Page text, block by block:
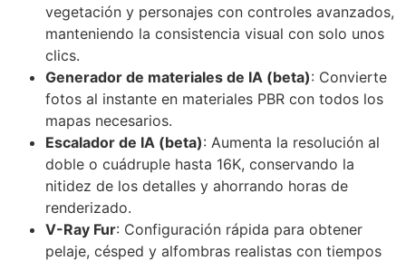
vegetación y personajes con controles avanzados,
manteniendo la consistencia visual con solo unos
clics.
Generador de materiales de IA (beta): Convierte
fotos al instante en materiales PBR con todos los
mapas necesarios.
Escalador de IA (beta): Aumenta la resolución al
doble o cuádruple hasta 16K, conservando la
nitidez de los detalles y ahorrando horas de
renderizado.
V-Ray Fur: Configuración rápida para obtener
pelaje, césped y alfombras realistas con tiempos